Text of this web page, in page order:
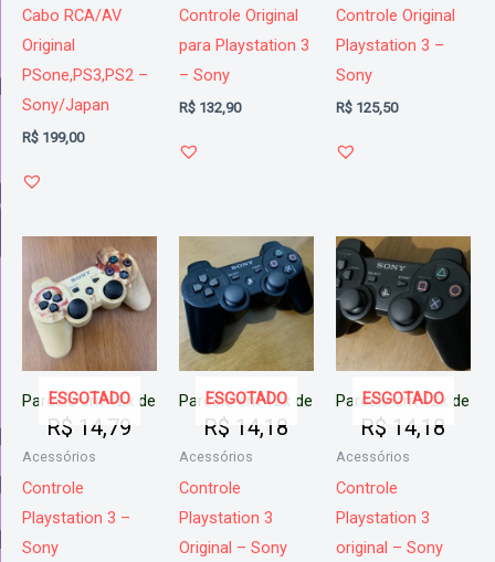
Cabo RCA/AV
Original
PSone,PS3,PS2 –
Sony/Japan
R$ 199,00
Controle Original
para Playstation 3
– Sony
R$132,90
Controle Original
Playstation 3 –
Sony
R$125,50
ESGOTADO
Parcele em 12x de
R$ 14,79
Acessórios
Controle
Playstation 3 –
Sony
ESGOTADO
Parcele em 12x de
R$ 14,18
Acessórios
Controle
Playstation 3
Original – Sony
ESGOTADO
Parcele em 12x de
R$ 14,18
Acessórios
Controle
Playstation 3
original – Sony